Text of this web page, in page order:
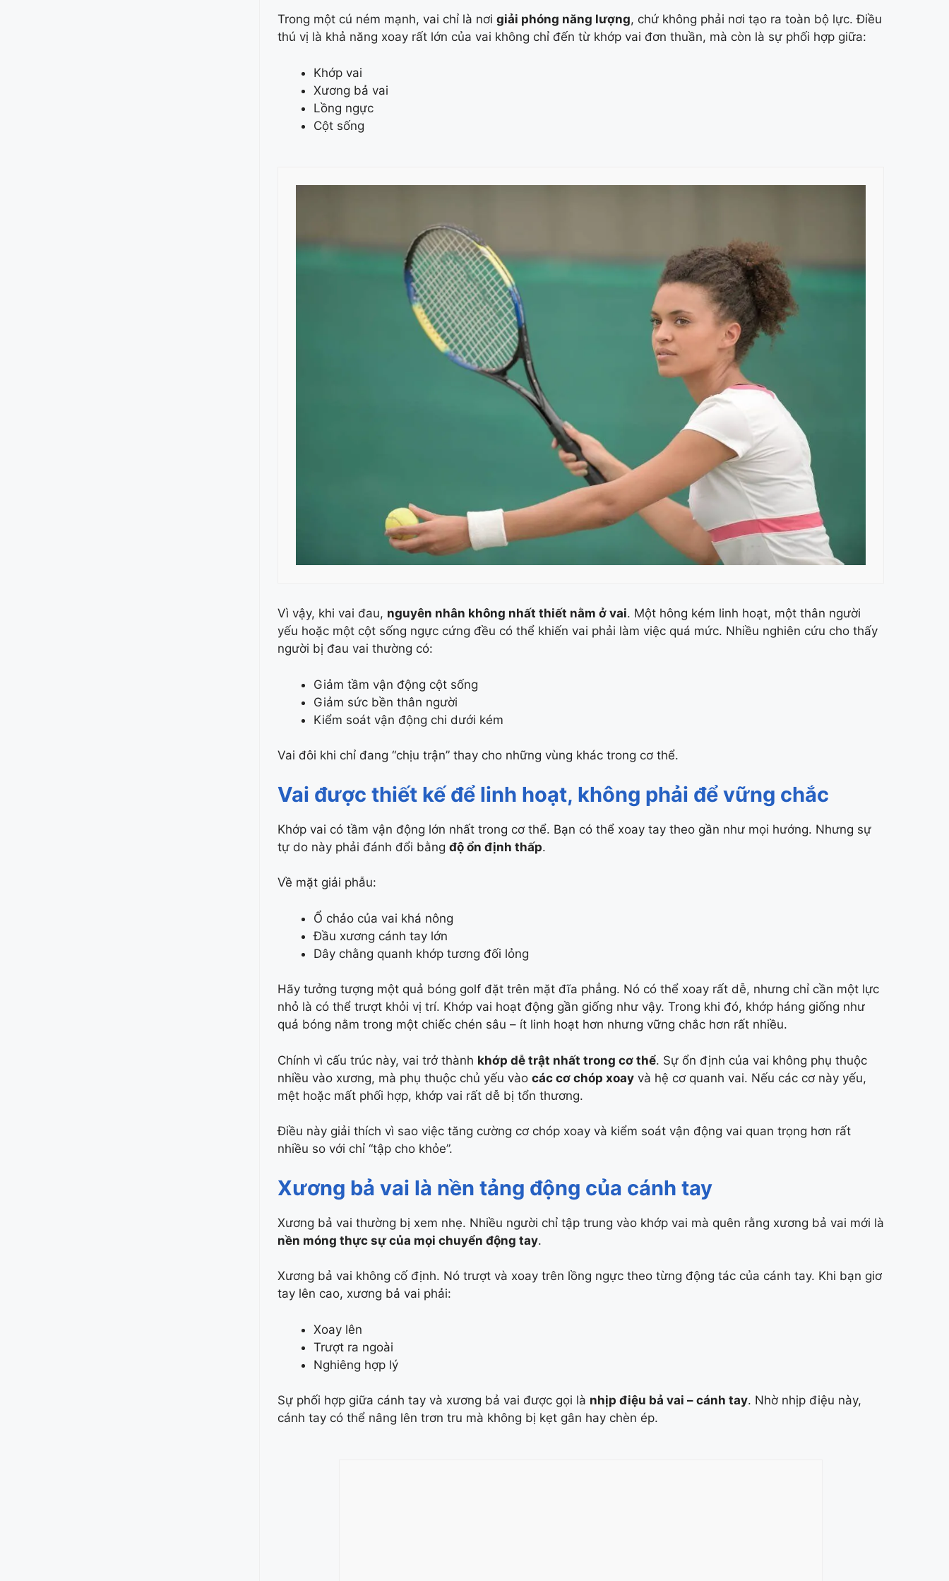
Trong một cú ném mạnh, vai chỉ là nơi giải phóng năng lượng, chứ không phải nơi tạo ra toàn bộ lực. Điều
thú vị là khả năng xoay rất lớn của vai không chỉ đến từ khớp vai đơn thuần, mà còn là sự phối hợp giữa:
Khớp vai
Xương bả vai
Lồng ngực
Cột sống
Vì vậy, khi vai đau, nguyên nhân không nhất thiết nằm ở vai. Một hông kém linh hoạt, một thân người
yếu hoặc một cột sống ngực cứng đều có thể khiến vai phải làm việc quá mức. Nhiều nghiên cứu cho thấy
người bị đau vai thường có:
Giảm tầm vận động cột sống
Giảm sức bền thân người
Kiểm soát vận động chi dưới kém
Vai đôi khi chỉ đang “chịu trận” thay cho những vùng khác trong cơ thể.
Vai được thiết kế để linh hoạt, không phải để vững chắc
Khớp vai có tầm vận động lớn nhất trong cơ thể. Bạn có thể xoay tay theo gần như mọi hướng. Nhưng sự
tự do này phải đánh đổi bằng độ ổn định thấp.
Về mặt giải phẫu:
Ổ chảo của vai khá nông
Đầu xương cánh tay lớn
Dây chằng quanh khớp tương đối lỏng
Hãy tưởng tượng một quả bóng golf đặt trên mặt đĩa phẳng. Nó có thể xoay rất dễ, nhưng chỉ cần một lực
nhỏ là có thể trượt khỏi vị trí. Khớp vai hoạt động gần giống như vậy. Trong khi đó, khớp háng giống như
quả bóng nằm trong một chiếc chén sâu – ít linh hoạt hơn nhưng vững chắc hơn rất nhiều.
Chính vì cấu trúc này, vai trở thành khớp dễ trật nhất trong cơ thể. Sự ổn định của vai không phụ thuộc
nhiều vào xương, mà phụ thuộc chủ yếu vào các cơ chóp xoay và hệ cơ quanh vai. Nếu các cơ này yếu,
mệt hoặc mất phối hợp, khớp vai rất dễ bị tổn thương.
Điều này giải thích vì sao việc tăng cường cơ chóp xoay và kiểm soát vận động vai quan trọng hơn rất
nhiều so với chỉ “tập cho khỏe”.
Xương bả vai là nền tảng động của cánh tay
Xương bả vai thường bị xem nhẹ. Nhiều người chỉ tập trung vào khớp vai mà quên rằng xương bả vai mới là
nền móng thực sự của mọi chuyển động tay.
Xương bả vai không cố định. Nó trượt và xoay trên lồng ngực theo từng động tác của cánh tay. Khi bạn giơ
tay lên cao, xương bả vai phải:
Xoay lên
Trượt ra ngoài
Nghiêng hợp lý
Sự phối hợp giữa cánh tay và xương bả vai được gọi là nhịp điệu bả vai – cánh tay. Nhờ nhịp điệu này,
cánh tay có thể nâng lên trơn tru mà không bị kẹt gân hay chèn ép.